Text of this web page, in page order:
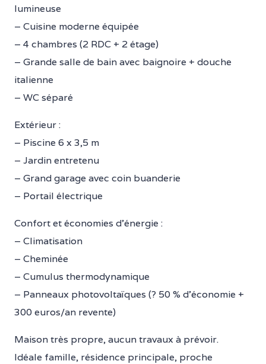
lumineuse
– Cuisine moderne équipée
– 4 chambres (2 RDC + 2 étage)
– Grande salle de bain avec baignoire + douche
italienne
– WC séparé
Extérieur :
– Piscine 6 x 3,5 m
– Jardin entretenu
– Grand garage avec coin buanderie
– Portail électrique
Confort et économies d’énergie :
– Climatisation
– Cheminée
– Cumulus thermodynamique
– Panneaux photovoltaïques (? 50 % d’économie +
300 euros/an revente)
Maison très propre, aucun travaux à prévoir.
Idéale famille, résidence principale, proche